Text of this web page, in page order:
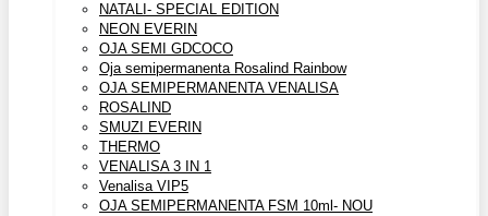
NATALI- SPECIAL EDITION
NEON EVERIN
OJA SEMI GDCOCO
Oja semipermanenta Rosalind Rainbow
OJA SEMIPERMANENTA VENALISA
ROSALIND
SMUZI EVERIN
THERMO
VENALISA 3 IN 1
Venalisa VIP5
OJA SEMIPERMANENTA FSM 10ml- NOU